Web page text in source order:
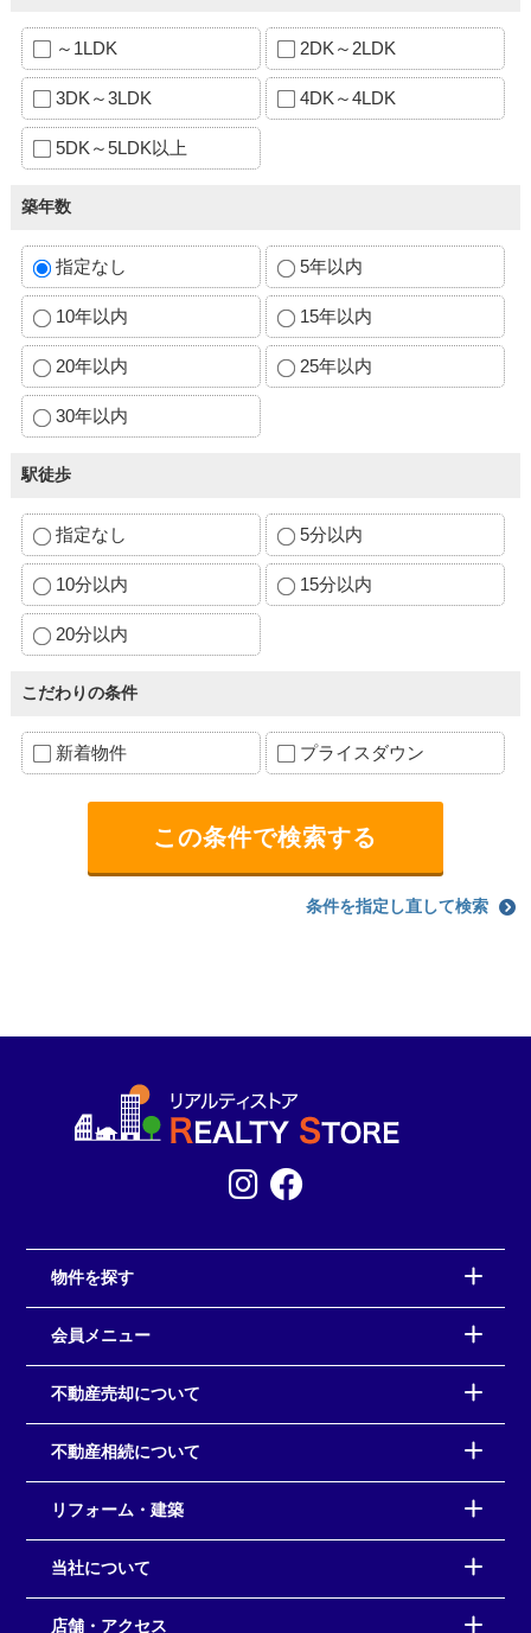
～1LDK 2DK～2LDK
3DK～3LDK 4DK～4LDK
5DK～5LDK以上
築年数
指定なし 5年以内
10年以内 15年以内
20年以内 25年以内
30年以内
駅徒歩
指定なし 5分以内
10分以内 15分以内
20分以内
こだわりの条件
新着物件 プライスダウン
条件を指定し直して検索
物件を探す
会員メニュー
不動産売却について
不動産相続について
リフォーム・建築
当社について
店舗・アクセス